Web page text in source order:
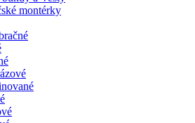
montérky